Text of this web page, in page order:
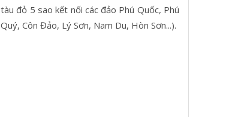
tàu đỏ 5 sao kết nối các đảo Phú Quốc, Phú
Quý, Côn Đảo, Lý Sơn, Nam Du, Hòn Sơn...).